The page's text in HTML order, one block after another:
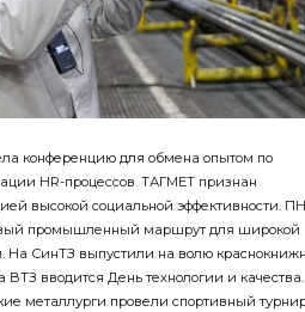
конференцию для обмена опытом по
HR-процессов. ТАГМЕТ признан
высокой социальной эффективности.
промышленный маршрут для широкой
На СинТЗ выпустили на волю
ВТЗ вводится День технологии и качества.
металлурги провели спортивный